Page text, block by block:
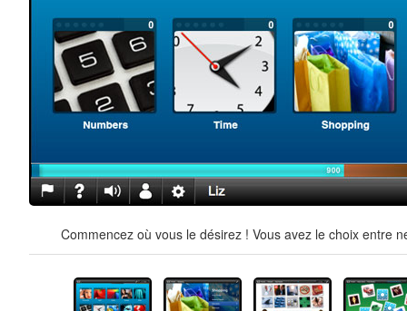
Commencez où vous le désirez ! Vous avez le choix entre